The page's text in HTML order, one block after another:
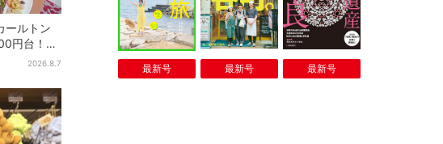
ールトン
円台！肉
パンまで…
2026.8.7 最新号 最新号 最新号